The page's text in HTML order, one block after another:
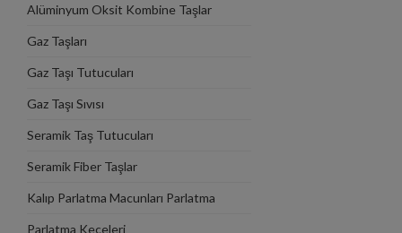
Alüminyum Oksit Kombine Taşlar
Gaz Taşları
Gaz Taşı Tutucuları
Gaz Taşı Sıvısı
Seramik Taş Tutucuları
Seramik Fiber Taşlar
Kalıp Parlatma Macunları Parlatma
Parlatma Keçeleri